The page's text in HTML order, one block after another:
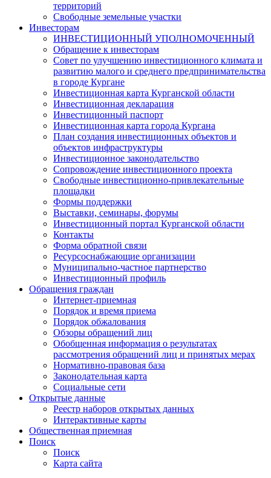
территорий
Свободные земельные участки
Инвесторам
ИНВЕСТИЦИОННЫЙ УПОЛНОМОЧЕННЫЙ
Обращение к инвесторам
Совет по улучшению инвестиционного климата и
развитию малого и среднего предпринимательства
в городе Кургане
Инвестиционная карта Курганской области
Инвестиционная декларация
Инвестиционный паспорт
Инвестиционная карта города Кургана
План создания инвестиционных объектов и
объектов инфраструктуры
Инвестиционное законодательство
Сопровождение инвестиционного проекта
Свободные инвестиционно-привлекательные
площадки
Формы поддержки
Выставки, семинары, форумы
Инвестиционный портал Курганской области
Контакты
Форма обратной связи
Ресурсоснабжающие организации
Муниципально-частное партнерство
Инвестиционный профиль
Обращения граждан
Интернет-приемная
Порядок и время приема
Порядок обжалования
Обзоры обращений лиц
Обобщенная информация о результатах
рассмотрения обращений лиц и принятых мерах
Нормативно-правовая база
Законодательная карта
Социальные сети
Открытые данные
Реестр наборов открытых данных
Интерактивные карты
Общественная приемная
Поиск
Поиск
Карта сайта